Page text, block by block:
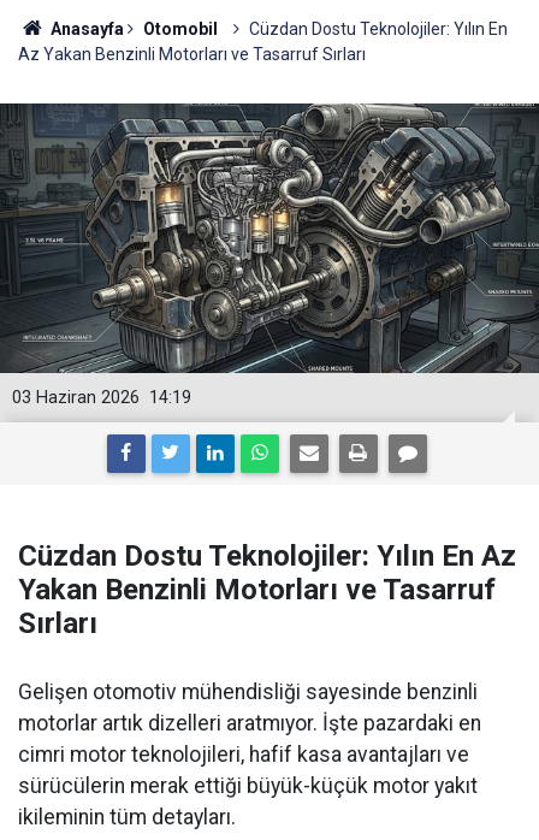
Anasayfa Otomobil
Cüzdan Dostu Teknolojiler: Yılın En
Az Yakan Benzinli Motorları ve Tasarruf Sırları
14:19
03 Haziran 2026
Cüzdan Dostu Teknolojiler: Yılın En Az
Yakan Benzinli Motorları ve Tasarruf
Sırları
Gelişen otomotiv mühendisliği sayesinde benzinli
motorlar artık dizelleri aratmıyor. İşte pazardaki en
cimri motor teknolojileri, hafif kasa avantajları ve
sürücülerin merak ettiği büyük-küçük motor yakıt
ikileminin tüm detayları.